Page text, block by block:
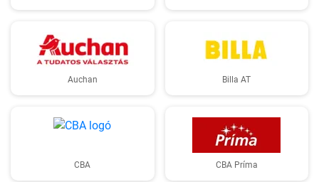
Auchan Billa AT
CBA CBA Príma